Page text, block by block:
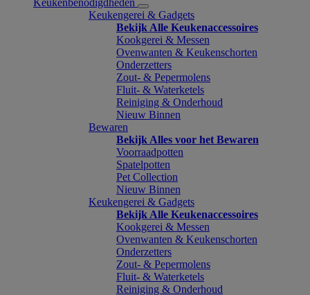
Keukenbenodigdheden
Keukengerei & Gadgets
Bekijk Alle Keukenaccessoires
Kookgerei & Messen
Ovenwanten & Keukenschorten
Onderzetters
Zout- & Pepermolens
Fluit- & Waterketels
Reiniging & Onderhoud
Nieuw Binnen
Bewaren
Bekijk Alles voor het Bewaren
Voorraadpotten
Spatelpotten
Pet Collection
Nieuw Binnen
Keukengerei & Gadgets
Bekijk Alle Keukenaccessoires
Kookgerei & Messen
Ovenwanten & Keukenschorten
Onderzetters
Zout- & Pepermolens
Fluit- & Waterketels
Reiniging & Onderhoud